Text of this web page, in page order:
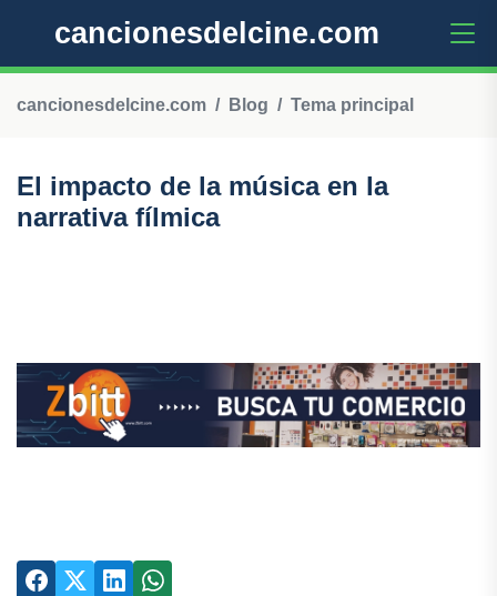
cancionesdelcine.com
cancionesdelcine.com Blog Tema principal
El impacto de la música en la
narrativa fílmica